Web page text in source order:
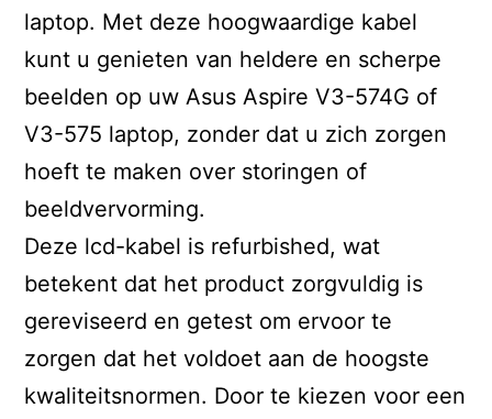
laptop. Met deze hoogwaardige kabel
kunt u genieten van heldere en scherpe
beelden op uw Asus Aspire V3-574G of
V3-575 laptop, zonder dat u zich zorgen
hoeft te maken over storingen of
beeldvervorming.
Deze lcd-kabel is refurbished, wat
betekent dat het product zorgvuldig is
gereviseerd en getest om ervoor te
zorgen dat het voldoet aan de hoogste
kwaliteitsnormen. Door te kiezen voor een